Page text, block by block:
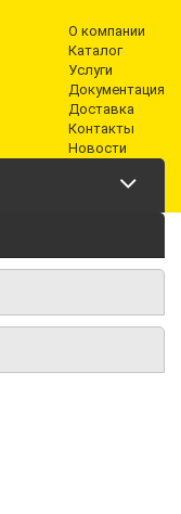
О компании
Каталог
Услуги
Документация
Доставка
Контакты
Новости